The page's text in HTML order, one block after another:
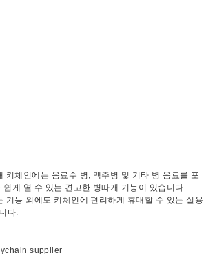
키체인에는 음료수 병, 맥주병 및 기타 병 음료를 포
쉽게 열 수 있는 견고한 병따개 기능이 있습니다.
기능 외에도 키체인에 편리하게 휴대할 수 있는 실용
다.